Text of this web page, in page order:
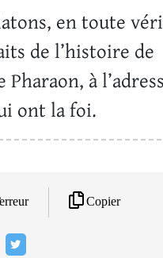
en toute
de l’histoire de
Pharaon, à
ont la foi.
Copier